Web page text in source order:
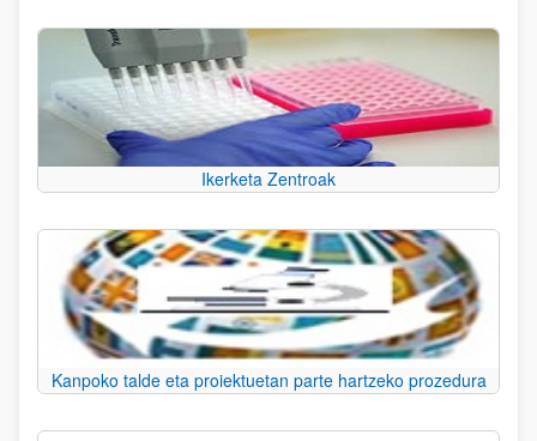
Ikerketa Zentroak
Kanpoko talde eta proiektuetan parte hartzeko prozedura